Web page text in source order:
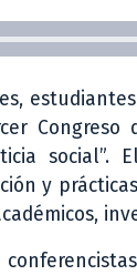
Congreso
social”.
y